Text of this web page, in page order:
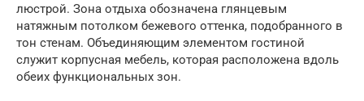
люстрой. Зона отдыха обозначена глянцевым
натяжным потолком бежевого оттенка, подобранного в
тон стенам. Объединяющим элементом гостиной
служит корпусная мебель, которая расположена вдоль
обеих функциональных зон.